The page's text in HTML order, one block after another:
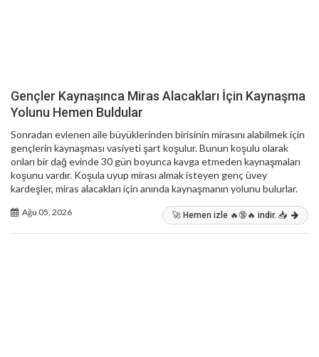
Gençler Kaynaşınca Miras Alacakları İçin Kaynaşma
Yolunu Hemen Buldular
Sonradan evlenen aile büyüklerinden birisinin mirasını alabilmek için
gençlerin kaynaşması vasiyeti şart koşulur. Bunun koşulu olarak
onları bir dağ evinde 30 gün boyunca kavga etmeden kaynaşmaları
koşunu vardır. Koşula uyup mirası almak isteyen genç üvey
kardeşler, miras alacakları için anında kaynaşmanın yolunu bulurlar.
Ağu 05, 2026 🚀 Hemen izle 🔥🔞🔥 indir. 📥